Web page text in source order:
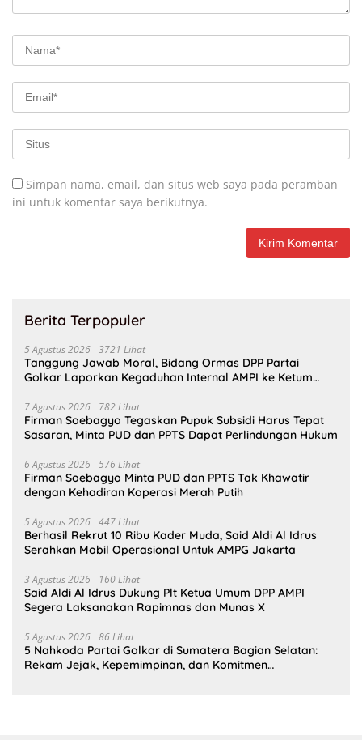
Simpan nama, email, dan situs web saya pada peramban
ini untuk komentar saya berikutnya.
Berita Terpopuler
5 Agustus 2026 3721 Lihat
Tanggung Jawab Moral, Bidang Ormas DPP Partai
Golkar Laporkan Kegaduhan Internal AMPI ke Ketum
7 Agustus 2026 782 Lihat
Firman Soebagyo Tegaskan Pupuk Subsidi Harus Tepat
Sasaran, Minta PUD dan PPTS Dapat Perlindungan Hukum
6 Agustus 2026 576 Lihat
Firman Soebagyo Minta PUD dan PPTS Tak Khawatir
dengan Kehadiran Koperasi Merah Putih
5 Agustus 2026 447 Lihat
Berhasil Rekrut 10 Ribu Kader Muda, Said Aldi Al Idrus
Serahkan Mobil Operasional Untuk AMPG Jakarta
3 Agustus 2026 160 Lihat
Said Aldi Al Idrus Dukung Plt Ketua Umum DPP AMPI
Segera Laksanakan Rapimnas dan Munas X
5 Agustus 2026 86 Lihat
5 Nahkoda Partai Golkar di Sumatera Bagian Selatan:
Rekam Jejak, Kepemimpinan, dan Komitmen